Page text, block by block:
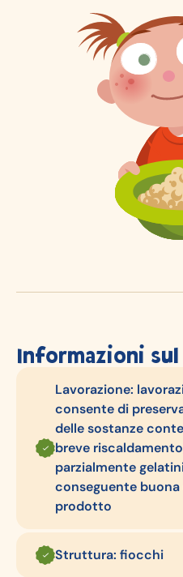
Informazioni
Lavorazione:
consente di
delle sostanze
breve
parzialmente
conseguente
prodotto
Struttura: fiocchi